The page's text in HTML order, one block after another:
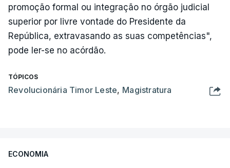
promoção formal ou integração no órgão judicial
superior por livre vontade do Presidente da
República, extravasando as suas competências",
pode ler-se no acórdão.
TÓPICOS
Revolucionária Timor Leste, Magistratura
ECONOMIA